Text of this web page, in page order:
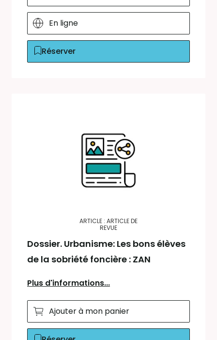
En ligne
Réserver
ARTICLE : ARTICLE DE
REVUE
Dossier. Urbanisme: Les bons élèves
de la sobriété foncière : ZAN
Plus d'informations...
Ajouter à mon panier